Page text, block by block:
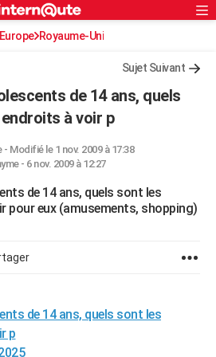
S'inscrire
ConnexionRoyaume-Uni
Sujet Suivant
de 14 ans, quels
à voir p
- Modifié le 1 nov. 2009 à 17:38
- 6 nov. 2009 à 12:27
de 14 ans, quels sont les
pour eux (amusements, shopping)
de 14 ans, quels sont les
p